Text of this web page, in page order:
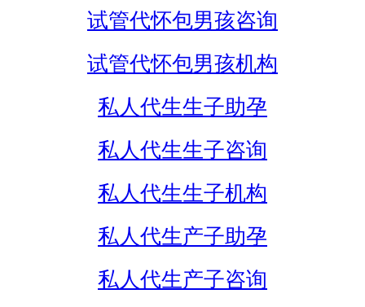
试管代怀包男孩咨询
试管代怀包男孩机构
私人代生生子助孕
私人代生生子咨询
私人代生生子机构
私人代生产子助孕
私人代生产子咨询